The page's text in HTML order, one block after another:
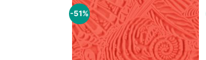
-51%